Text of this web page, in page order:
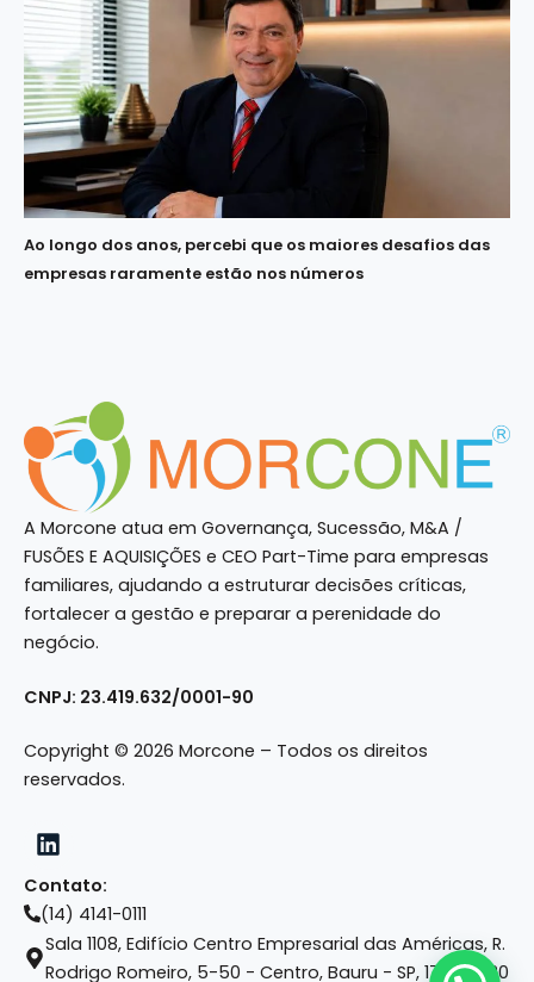
Ao longo dos anos, percebi que os maiores desafios das
empresas raramente estão nos números
A Morcone atua em Governança, Sucessão, M&A /
FUSÕES E AQUISIÇÕES e CEO Part-Time para empresas
familiares, ajudando a estruturar decisões críticas,
fortalecer a gestão e preparar a perenidade do
negócio.
CNPJ: 23.419.632/0001-90
Copyright © 2026 Morcone – Todos os direitos
reservados.
Contato:
(14) 4141-0111
Sala 1108, Edifício Centro Empresarial das Américas, R.
Rodrigo Romeiro, 5-50 - Centro, Bauru - SP, 17015-420